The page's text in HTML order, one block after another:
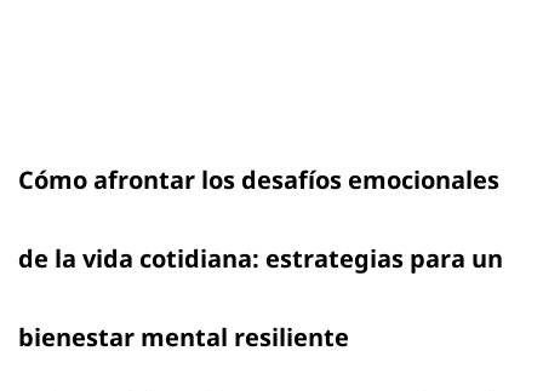
Cómo afrontar los desafíos emocionales
de la vida cotidiana: estrategias para un
bienestar mental resiliente